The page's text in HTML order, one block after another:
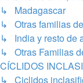
↳ Madagascar
↳ Otras familias
↳ India y resto de
↳ Otras Familias
CÍCLIDOS
↳ Ciclidos